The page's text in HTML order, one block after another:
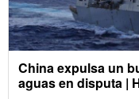
China expulsa un
aguas en disputa |